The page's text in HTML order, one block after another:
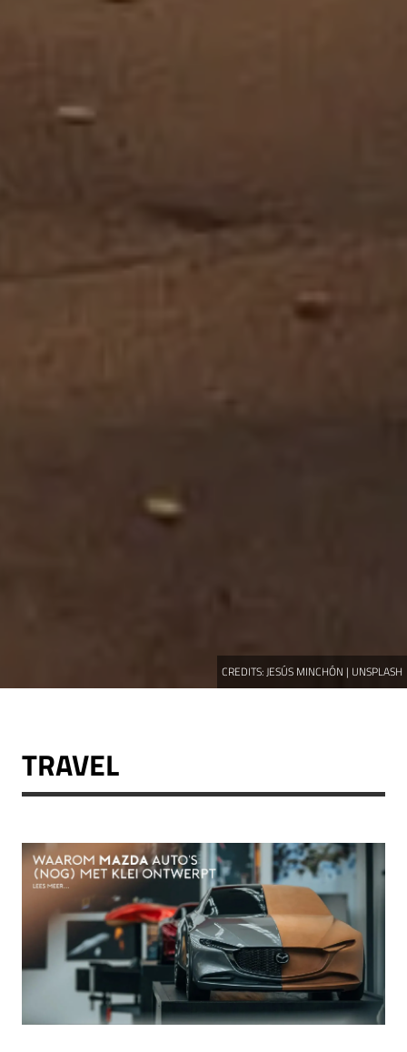
CREDITS: JESÚS MINCHÓN | UNSPLASH
TRAVEL